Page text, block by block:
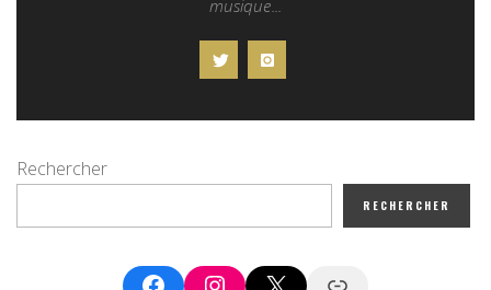
musique...
Rechercher
RECHERCHER